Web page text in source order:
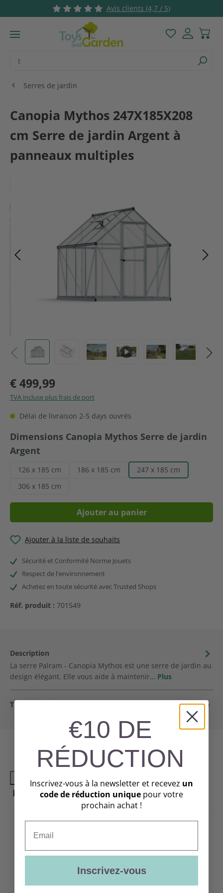
Passer au contenu principal Avis clients (4,7 / 5)
Vous avez 0
Serres de jardin
Canopia Mythos 247X185X208
cm Serre de jardin Argent à
panneaux multiples
€ 499,99
TVA incluse plus frais de port
Délai de livraison 2-5 days ouvrés
Sélectionnez
Dimensions Canopia Mythos Serre de jardin
Argent
126 x 185 cm 186 x 185 cm
247 x 185 cm
306 x 185 cm
Ajouter au panier
Ajouter à la liste de souhaits
Sécurité et Conformité Norme Jouets
Respect de l'environnement
Achetez en toute sécurité avec Trusted Shops
Réf. produit : 701549
Description
La serre Palram - Canopia Mythos est une serre de jardin au
design élégant. Elle vous aide à maintenir… Plus
Trusted Shops Reviews
High-contrast mode
Produits recommandés
€10 DE
RÉDUCTION
Inscrivez-vous à la newsletter et recevez un
code de réduction unique pour votre
prochain achat !
Inscrivez-vous